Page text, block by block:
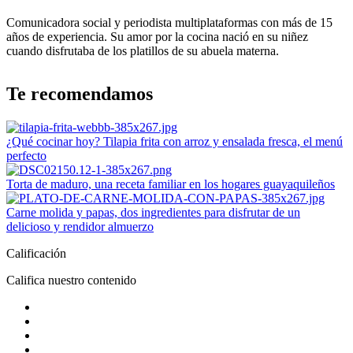
Comunicadora social y periodista multiplataformas con más de 15
años de experiencia. Su amor por la cocina nació en su niñez
cuando disfrutaba de los platillos de su abuela materna.
Te recomendamos
¿Qué cocinar hoy? Tilapia frita con arroz y ensalada fresca, el menú
perfecto
Torta de maduro, una receta familiar en los hogares guayaquileños
Carne molida y papas, dos ingredientes para disfrutar de un
delicioso y rendidor almuerzo
Calificación
Califica nuestro contenido